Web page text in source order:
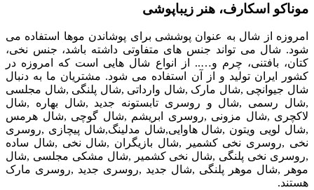
موناکو اسکارف، هنر زیباپوشی
امروزه از شال به عنوان پوششی برای پوشاندن موها استفاده می
شود. شال می تواند جنس های متفاوتی داشته باشد، جنس نخی،
کتان، بافتنی، چرم و….. از انواع شال هایی است که امروزه در
کشور ایران تولید و از آن استفاده می شود. مشتریان ما به دنبال
شال جیوانچی ,شال مارک ,شال وارداتی ,شال پلنگی ,شال مجلسی
,شال رسمی ,شال و روسری تابستونه جدید ,شال بهاره ,شال
لاکچری ,شال مزونی ,روسری ابریشم ,شال گوچی ,شال هرمس
,شال لویی ویتون ,شال هاوایی,شال مدلینگ,شال پیچازی ,روسری
نخی ,روسری نخی کشمیر ,شال بازیگران ,شال نخی ,شال ساده
,روسری نخی پلنگی ,شال نخی کشمیر ,شال مشکی مجلسی ,شال
موهر ,شال موهر پلنگی ,شال جدید ,روسری جدید ,روسری مارک
هستند.